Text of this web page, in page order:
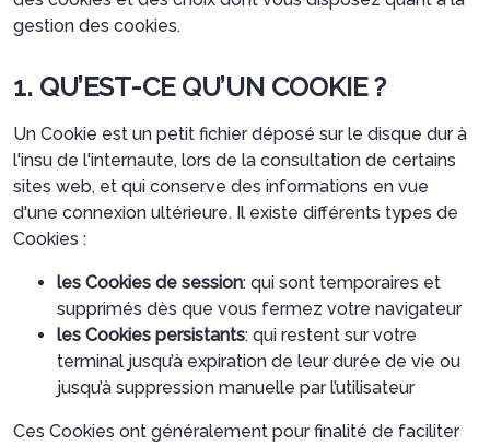
NOS CAPITONS FUNÉRAIRES
LE TIGNET
gestion des cookies.
1. QU’EST-CE QU’UN COOKIE ?
Un Cookie est un petit fichier déposé sur le disque dur à
l'insu de l'internaute, lors de la consultation de certains
sites web, et qui conserve des informations en vue
d'une connexion ultérieure. Il existe différents types de
Cookies :
les Cookies de session: qui sont temporaires et
supprimés dès que vous fermez votre navigateur
les Cookies persistants: qui restent sur votre
terminal jusqu’à expiration de leur durée de vie ou
jusqu’à suppression manuelle par l’utilisateur
Ces Cookies ont généralement pour finalité de faciliter